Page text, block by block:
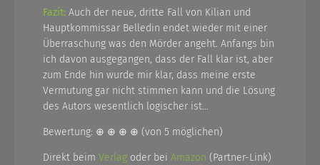
Fazit: Auch der neue, dritte Fall von Kilian und
Hauptkommissar Belledin endet wieder mit einer
Überraschung was den Mörder angeht. Anfangs bin
ich davon ausgegangen, dass der Fall klar ist, aber
zum Ende hin wurde mir klar, dass meine erste
Vermutung gar nicht stimmen kann und die Lösung
des Autors wesentlich logischer ist…
Bewertung: ⊕ ⊕ ⊕ ⊕ (von 5 möglichen)
Direkt beim Verlag oder bei Amazon (Partner-Link)